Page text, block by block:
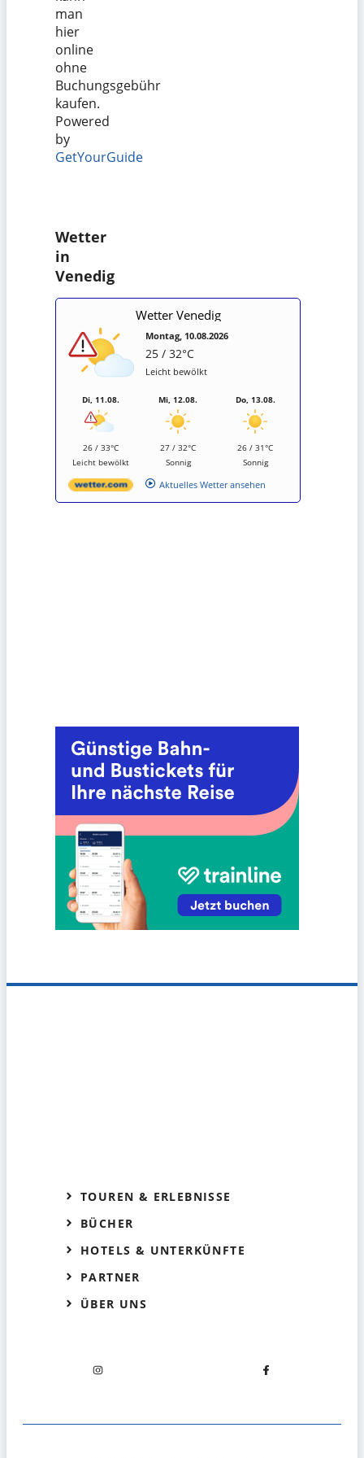
man
hier
online
ohne
Buchungsgebühr
kaufen.
Powered
by
GetYourGuide
Wetter
in
Venedig
Wetter Venedig
Montag, 10.08.2026
25 / 32°C
Leicht bewölkt
Di, 11.08.
26 / 33°C
Leicht bewölkt
Mi, 12.08.
27 / 32°C
Sonnig
Do, 13.08.
26 / 31°C
Sonnig
Aktuelles Wetter ansehen
TOUREN & ERLEBNISSE
BÜCHER
HOTELS & UNTERKÜNFTE
PARTNER
ÜBER UNS